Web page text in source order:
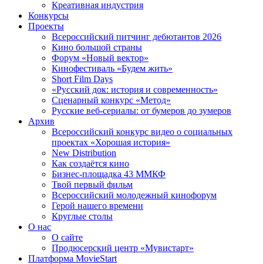
Креативная индустрия
Конкурсы
Проекты
Всероссийский питчинг дебютантов 2026
Кино большой страны
Форум «Новый вектор»
Кинофестиваль «Будем жить»
Short Film Days
«Русский док: история и современность»
Сценарный конкурс «Метод»
Русские веб-сериалы: от бумеров до зумеров
Архив
Всероссийский конкурс видео о социальных
проектах «Хорошая история»
New Distribution
Как создаётся кино
Бизнес-площадка 43 ММКФ
Твой первый фильм
Всероссийский молодежный кинофорум
Герой нашего времени
Круглые столы
О нас
О сайте
Продюсерский центр «Мувистарт»
Платформа MovieStart